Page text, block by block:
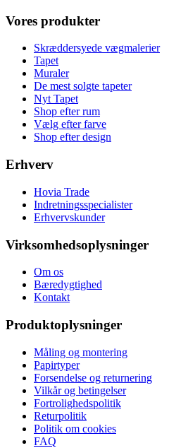
Vores produkter
Skræddersyede vægmalerier
Tapet
Muraler
De mest solgte tapeter
Nyt Tapet
Shop efter rum
Vælg efter farve
Shop efter design
Erhverv
Hovia Trade
Indretningsspecialister
Erhvervskunder
Virksomhedsoplysninger
Om os
Bæredygtighed
Kontakt
Produktoplysninger
Måling og montering
Papirtyper
Forsendelse og returnering
Vilkår og betingelser
Fortrolighedspolitik
Returpolitik
Politik om cookies
FAQ